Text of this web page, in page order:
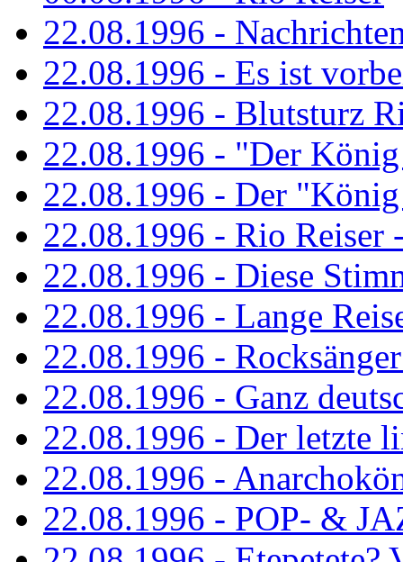
22.08.1996 -
22.08.1996 - Es ist
22.08.1996 - Blutsturz
22.08.1996 - "Der
22.08.1996 - Der
22.08.1996 - Rio Reiser
22.08.1996 - Diese
22.08.1996 - Lange
22.08.1996 -
22.08.1996 - Ganz
22.08.1996 - Der letzte
22.08.1996 -
22.08.1996 - POP- &